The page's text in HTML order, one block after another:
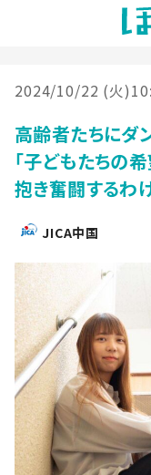
2024/10/22 (火
高齢者たちにダ
「子どもたちの
抱き奮闘するわ
JICA中国